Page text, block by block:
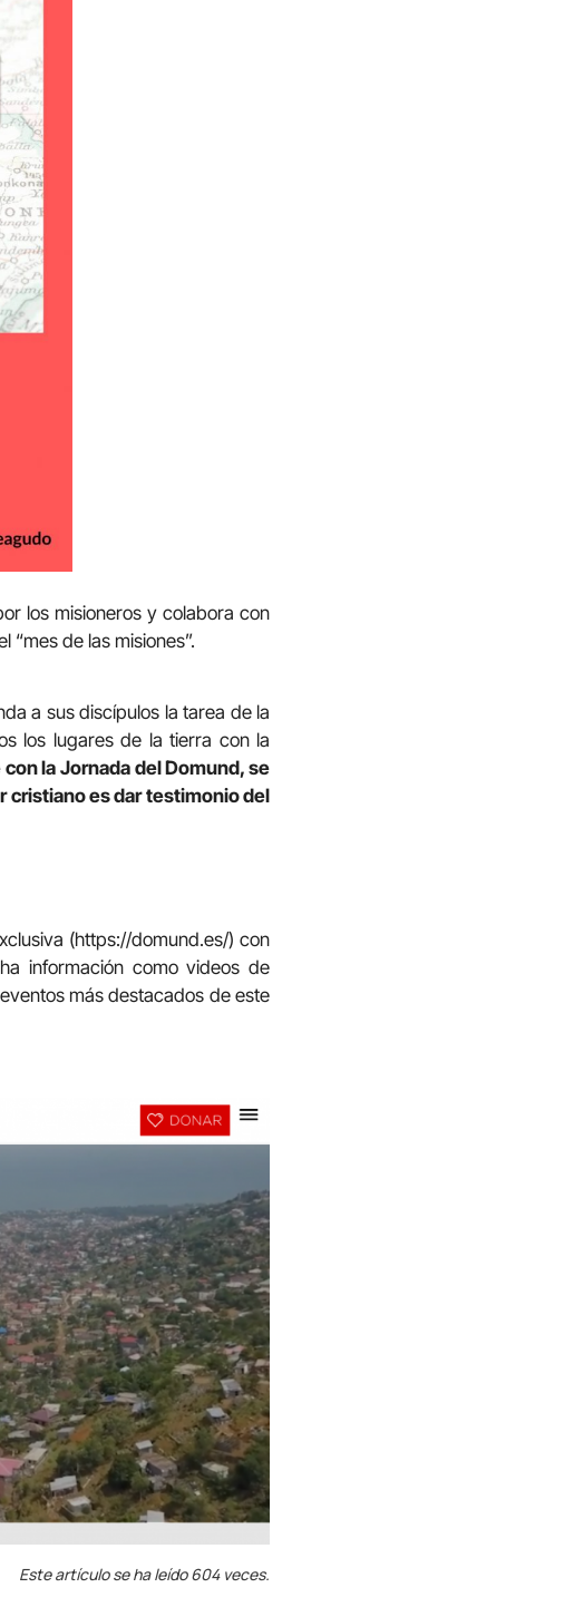
los misioneros y colabora con
“mes de las misiones”.
a sus discípulos la tarea de la
los lugares de la tierra con la
la Jornada del Domund, se
cristiano es dar testimonio del
(https://domund.es/) con
información como videos de
más destacados de este
Este artículo se ha leído 604 veces.